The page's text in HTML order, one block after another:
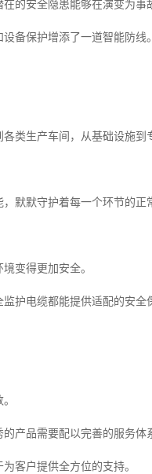
的安全隐患能够在演变为事
备保护增添了一道智能防线。
类生产车间，从基础设施
默默守护着每一个环节的正
变得更加安全。
护电缆都能提供适配的安全
产品需要配以完善的服务体
客户提供全方位的支持。